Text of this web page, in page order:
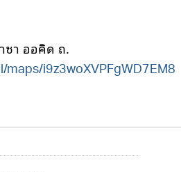
า ออคิด ถ.
maps/i9z3woXVPFgWD7EM8